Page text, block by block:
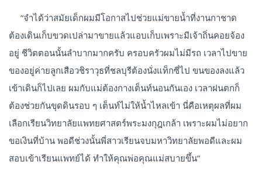
“จำได้ว่าสมัยเด็กผมมีโอกาสไปช่วยแม่ขายน้ำที่งานกาชาด
ต้องเดินเก็บขวดเปล่ามาขายแล้วแอบเก็บเพราะมีเจ้าถิ่นคอยจ้อง
อยู่ ชีวิตตอนนั้นลำบากมากครับ ครอบครัวผมไม่มีรถ เวลาไปขาย
ของอยู่ค่ายลูกเสือวชิราวุธที่ชลบุรีต้องนั่งแท็กซี่ไป ขนของลงแล้ว
เข้าเดินก็ไปเลย ผมกับแม่ต้องกางเต็นท์นอนกันเอง เวลาฝนตกก็
ต้องช่วยกันขุดดินรอบ ๆ เต็นท์ไม่ให้น้ำไหลเข้า นี่คือเหตุผลที่ผม
เลือกเรียนวิทยาลัยแพทยศาสตร์พระมงกุฎเกล้า เพราะผมไม่อยาก
ขอเงินที่บ้าน พอดีช่วงนั้นพี่สาวเรียนจบมหาวิทยาลัยพอดีและผม
สอบเข้าเรียนแพทย์ได้ ทำให้คุณพ่อคุณแม่สบายขึ้น”